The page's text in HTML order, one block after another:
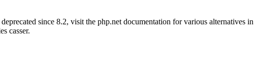
since 8.2, visit the php.net documentation for various alternatives in
casser.